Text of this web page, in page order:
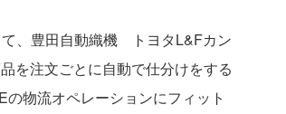
、豊田自動織機 トヨタL&Fカン
を注文ごとに自動で仕分けをする
物流オペレーションにフィット